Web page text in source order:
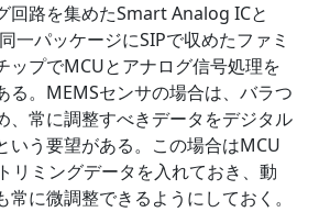
回路を集めたSmart Analog ICと
一パッケージにSIPで収めたファミ
ップでMCUとアナログ信号処理を
る。MEMSセンサの場合は、バラつ
、常に調整すべきデータをデジタル
いう要望がある。この場合はMCU
リミングデータを入れておき、動
に微調整できるようにしておく。